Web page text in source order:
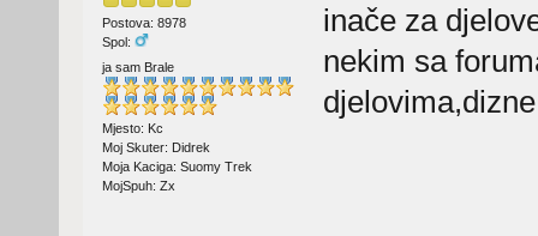
Postova: 8978
Spol:
ja sam Brale
Mjesto: Kc
Moj Skuter: Didrek
Moja Kaciga: Suomy Trek
MojSpuh: Zx
inače za
nekim sa